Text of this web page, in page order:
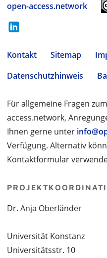
open-access.network
Kontakt Sitemap
Datenschutzhinweis
Für allgemeine Fragen
access.network,
Ihnen gerne unter
Verfügung. Alternativ
Kontaktformular
Dr. Anja Oberländer
Universität Konstanz
Universitätsstr. 10